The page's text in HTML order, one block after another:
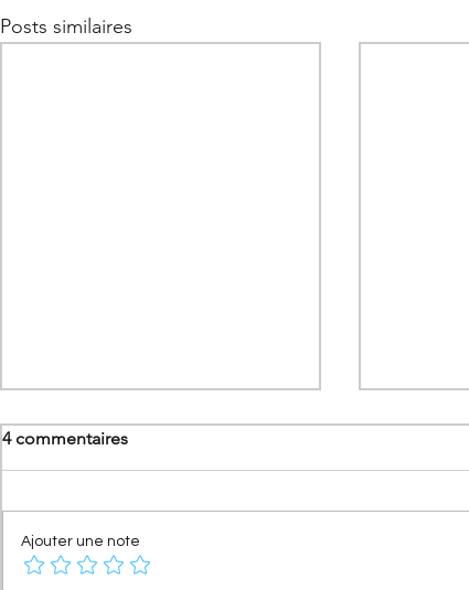
Posts similaires
4 commentaires
Ajouter une note